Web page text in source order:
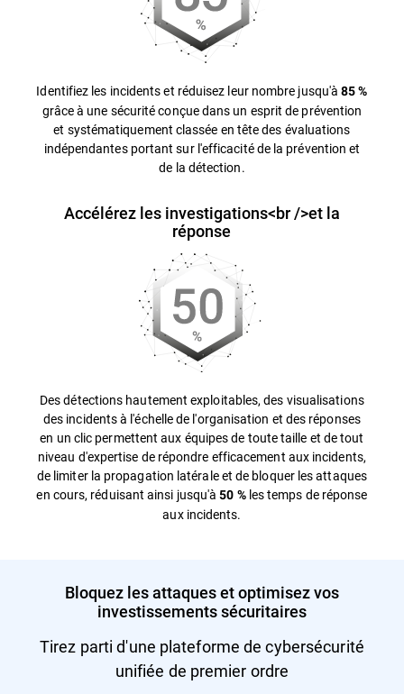
Identifiez les incidents et réduisez leur nombre jusqu'à85 %
grâce à une sécurité conçue dans un esprit de prévention
et systématiquement classée en tête des évaluations
indépendantes portant sur l'efficacité de la prévention et
de la détection.
Accélérez les investigations<br />et la
réponse
Des détections hautement exploitables, des visualisations
des incidents à l'échelle de l'organisation et des réponses
en un clic permettent aux équipes de toute taille et de tout
niveau d'expertise de répondre efficacement aux incidents,
de limiter la propagation latérale et de bloquer les attaques
en cours, réduisant ainsi jusqu'à50 %les temps de réponse
aux incidents.
Bloquez les attaques et optimisez vos
investissements sécuritaires
Tirez parti d'une plateforme de cybersécurité
unifiée de premier ordre